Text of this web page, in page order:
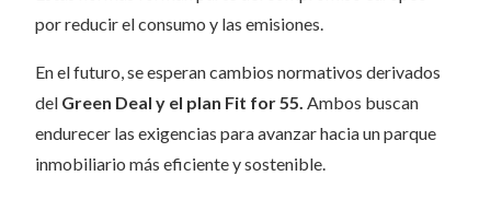
por reducir el consumo y las emisiones.
En el futuro, se esperan cambios normativos derivados
del Green Deal y el plan Fit for 55. Ambos buscan
endurecer las exigencias para avanzar hacia un parque
inmobiliario más eficiente y sostenible.